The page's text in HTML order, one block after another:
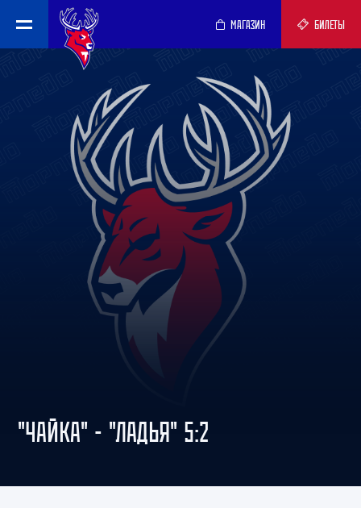
МАГАЗИН БИЛЕТЫ
"ЧАЙКА" - "ЛАДЬЯ" 5:2